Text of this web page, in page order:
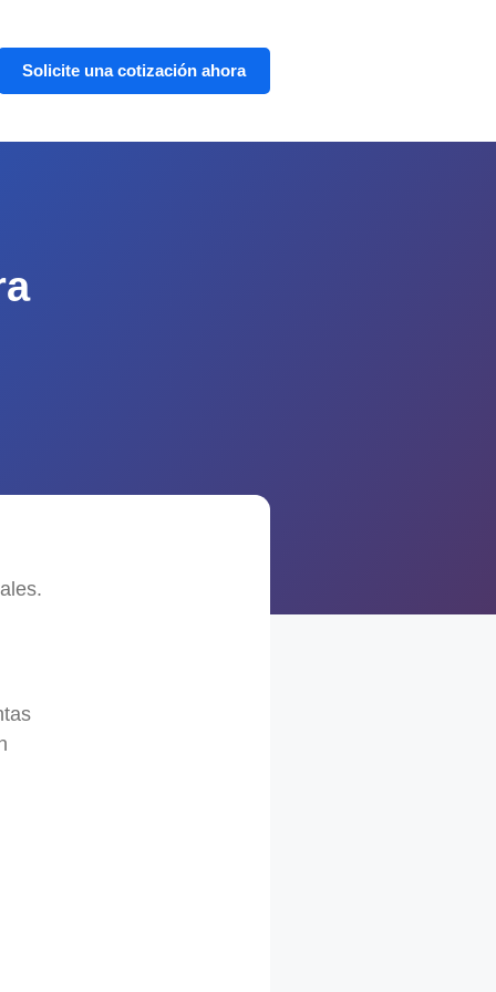
Solicite una cotización ahora